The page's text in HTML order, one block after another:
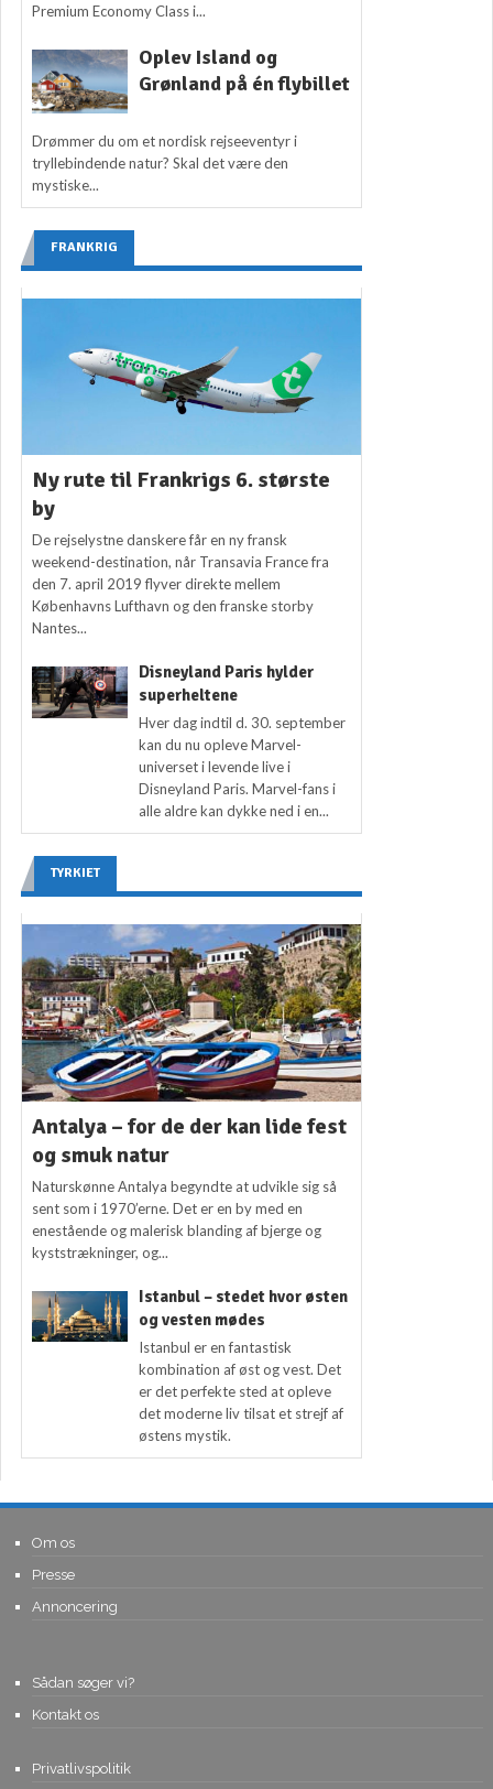
Premium Economy Class i...
Oplev Island og
Grønland på én flybillet
Drømmer du om et nordisk rejseeventyr i
tryllebindende natur? Skal det være den
mystiske...
FRANKRIG
Ny rute til Frankrigs 6. største
by
De rejselystne danskere får en ny fransk
weekend-destination, når Transavia France fra
den 7. april 2019 flyver direkte mellem
Københavns Lufthavn og den franske storby
Nantes...
Disneyland Paris hylder
superheltene
Hver dag indtil d. 30. september
kan du nu opleve Marvel-
universet i levende live i
Disneyland Paris. Marvel-fans i
alle aldre kan dykke ned i en...
TYRKIET
Antalya – for de der kan lide fest
og smuk natur
Naturskønne Antalya begyndte at udvikle sig så
sent som i 1970’erne. Det er en by med en
enestående og malerisk blanding af bjerge og
kyststrækninger, og...
Istanbul – stedet hvor østen
og vesten mødes
Istanbul er en fantastisk
kombination af øst og vest. Det
er det perfekte sted at opleve
det moderne liv tilsat et strejf af
østens mystik.
Om os
Presse
Annoncering
Sådan søger vi?
Kontakt os
Privatlivspolitik